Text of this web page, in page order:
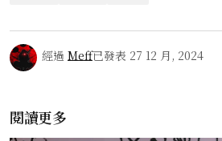
經過 Meff已發表 27 12 月, 2024
閱讀更多